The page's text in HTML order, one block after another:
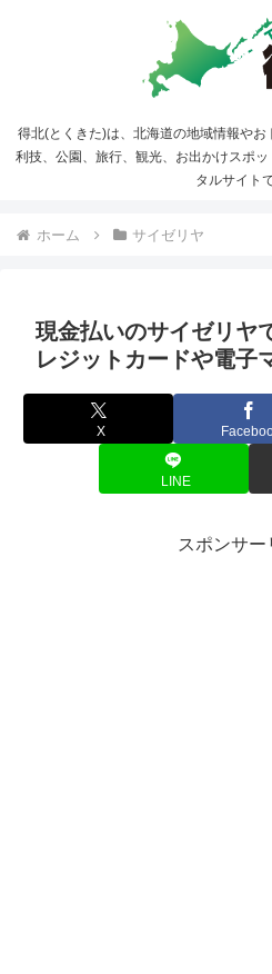
得北(とくきた)は、北海道の地域情報や
利技、公園、旅行、観光、お出かけスポ
タルサイト
ホーム サイゼリヤ
現金払いのサイゼリヤ
レジットカードや電子
X
LINE
スポンサー